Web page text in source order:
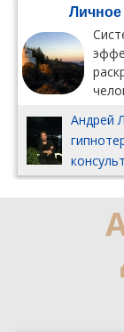
Личное
Андрей